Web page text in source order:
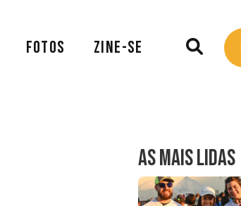
FOTOS ZINE-SE
AS MAIS LIDAS